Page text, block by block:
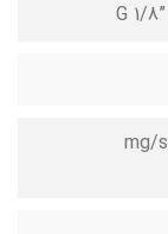
G 1/
mg/